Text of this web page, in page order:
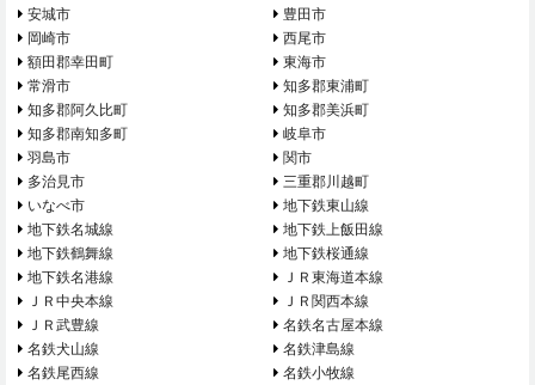
安城市
豊田市
岡崎市
西尾市
額田郡幸田町
東海市
常滑市
知多郡東浦町
知多郡阿久比町
知多郡美浜町
知多郡南知多町
岐阜市
羽島市
関市
多治見市
三重郡川越町
いなべ市
地下鉄東山線
地下鉄名城線
地下鉄上飯田線
地下鉄鶴舞線
地下鉄桜通線
地下鉄名港線
ＪＲ東海道本線
ＪＲ中央本線
ＪＲ関西本線
ＪＲ武豊線
名鉄名古屋本線
名鉄犬山線
名鉄津島線
名鉄尾西線
名鉄小牧線